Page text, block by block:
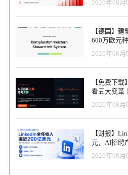
未来。他们往往面临巨大的回归社会
限、雇主偏见以及阻碍经济稳定的系
高需求领域的先进职业培训，是开启
板，对回归社会的群体尤为重要。参
长可达25%-30%。但这类课程费用从
租、食品杂货及交通补贴。 CEO致力于提升学员的就业竞争力。
2022年6月，该机构与“Google成长计
数字技能培训融入就业准备课程。如
能助力职业发展。 该计划还致力于提升员工能力与工作效率，通过
培训一线工作者使用谷歌Gemini等人
能增强而非阻碍直接支持服务。通过
2026年08月
【德国】
600万欧元
易和建筑行
2026年08月
【免费下
看五大变革
观察报告
2026年08月
【财报】
元，AI招聘
2026年08月